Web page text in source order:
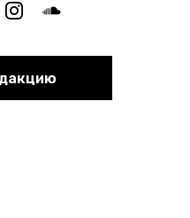
instagramsoundcloud